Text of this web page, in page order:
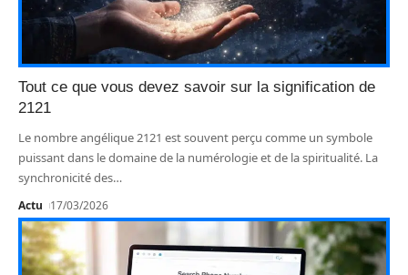
Tout ce que vous devez savoir sur la signification de
2121
Le nombre angélique 2121 est souvent perçu comme un symbole
puissant dans le domaine de la numérologie et de la spiritualité. La
synchronicité des…
Actu 17/03/2026